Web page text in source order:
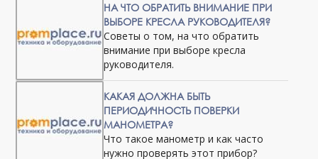
НА ЧТО ОБРАТИТЬ ВНИМАНИЕ ПРИ
ВЫБОРЕ КРЕСЛА РУКОВОДИТЕЛЯ?
Советы о том, на что обратить
внимание при выборе кресла
руководителя.
КАКАЯ ДОЛЖНА БЫТЬ
ПЕРИОДИЧНОСТЬ ПОВЕРКИ
МАНОМЕТРА?
Что такое манометр и как часто
нужно проверять этот прибор?